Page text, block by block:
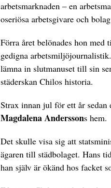
arbetsmarknaden – en
oseriösa arbetsgivare och
Förra året belönades hon
gedigna
lämna in slutmanuset till sin
städerskan Chilos historia.
Strax innan jul för ett år sedan
Magdalena Anderssons hem.
Det skulle visa sig att
ägaren till städbolaget. Hans
han själv är ökänd hos facket